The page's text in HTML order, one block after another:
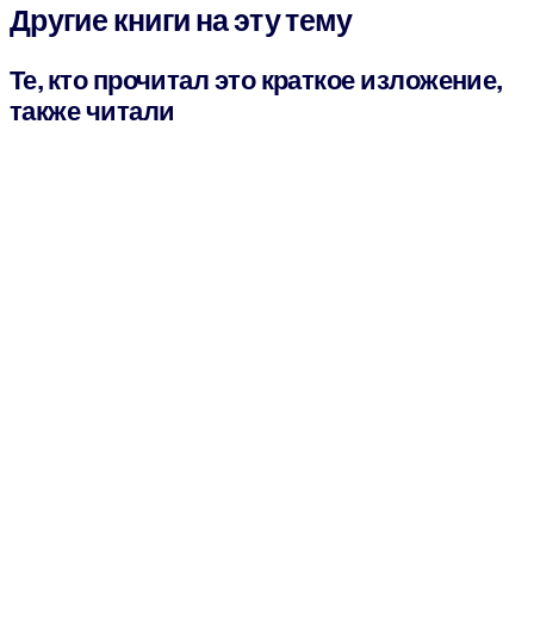
Другие книги на эту тему
Те, кто прочитал это краткое изложение,
также читали